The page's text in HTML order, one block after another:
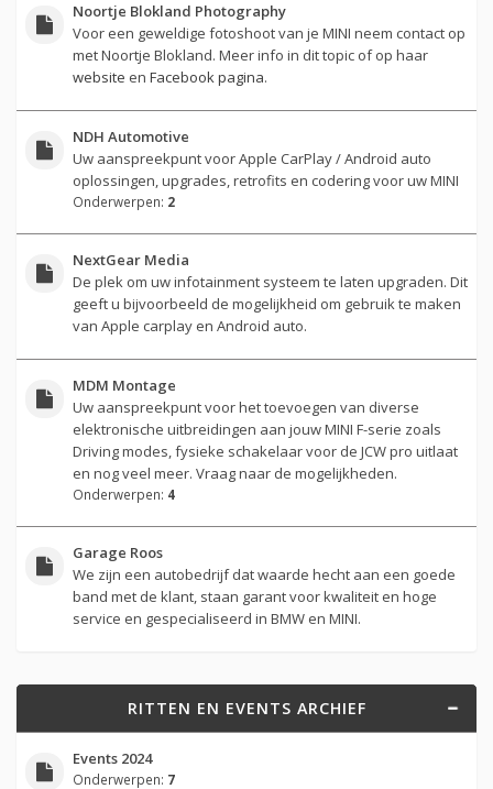
Noortje Blokland Photography
Voor een geweldige fotoshoot van je MINI neem contact op
met Noortje Blokland. Meer info in dit topic of op haar
website en Facebook pagina.
NDH Automotive
Uw aanspreekpunt voor Apple CarPlay / Android auto
oplossingen, upgrades, retrofits en codering voor uw MINI
Onderwerpen: 2
NextGear Media
De plek om uw infotainment systeem te laten upgraden. Dit
geeft u bijvoorbeeld de mogelijkheid om gebruik te maken
van Apple carplay en Android auto.
MDM Montage
Uw aanspreekpunt voor het toevoegen van diverse
elektronische uitbreidingen aan jouw MINI F-serie zoals
Driving modes, fysieke schakelaar voor de JCW pro uitlaat
en nog veel meer. Vraag naar de mogelijkheden.
Onderwerpen: 4
Garage Roos
We zijn een autobedrijf dat waarde hecht aan een goede
band met de klant, staan garant voor kwaliteit en hoge
service en gespecialiseerd in BMW en MINI.
RITTEN EN EVENTS ARCHIEF
Events 2024
Onderwerpen: 7